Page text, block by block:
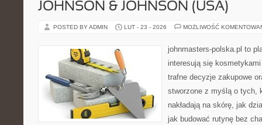
JOHNSON & JOHNSON (USA)
POSTED BY ADMIN LUT - 23 - 2026 MOŻLIWOŚĆ
johnmasters-polska.pl to
interesują się
trafne decyzje zakupowe
stworzone z myślą o tych,
nakładają na skórę, jak
jak budować rutynę bez